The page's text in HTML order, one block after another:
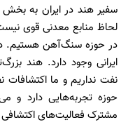
سفیر هند در ایران به
لحاظ منابع معدنی قوی
در حوزه سنگ‌آهن هستیم.
ایرانی وجود دارد. هند
نفت نداریم و ما اکتشافات
حوزه تجربه‌هایی دارد و
مشترک فعالیت‌های اکتشافی